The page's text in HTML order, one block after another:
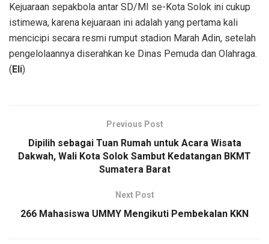
Kejuaraan sepakbola antar SD/MI se-Kota Solok ini cukup
istimewa, karena kejuaraan ini adalah yang pertama kali
mencicipi secara resmi rumput stadion Marah Adin, setelah
pengelolaannya diserahkan ke Dinas Pemuda dan Olahraga.
(Eli)
Previous Post
Dipilih sebagai Tuan Rumah untuk Acara Wisata
Dakwah, Wali Kota Solok Sambut Kedatangan BKMT
Sumatera Barat
Next Post
266 Mahasiswa UMMY Mengikuti Pembekalan KKN